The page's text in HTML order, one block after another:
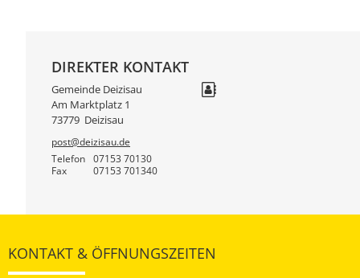
DIREKTER KONTAKT
Gemeinde Deizisau
Am Marktplatz 1
73779 Deizisau
post@deizisau.de
Telefon
07153 70130
Fax 07153 701340
KONTAKT & ÖFFNUNGSZEITEN